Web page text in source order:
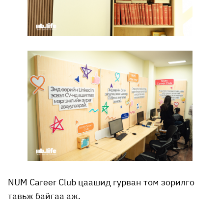
NUM Career Club цаашид гурван том зорилго
тавьж байгаа аж.